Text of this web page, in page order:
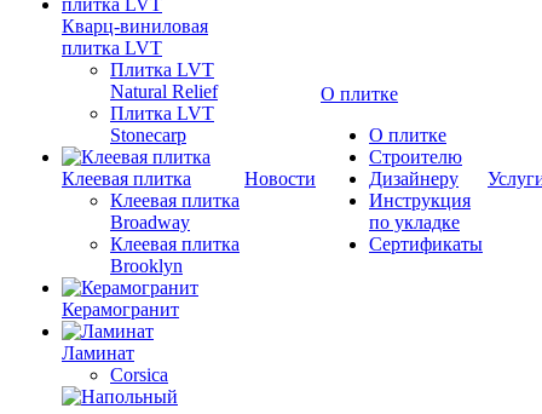
Кварц-виниловая
плитка LVT
Плитка LVT
Natural Relief
Плитка LVT
Stonecarp
Клеевая плитка
Клеевая плитка
Broadway
Клеевая плитка
Brooklyn
Керамогранит
Ламинат
Corsica
Новости
О плитке
О плитке
Строителю
Дизайнеру
Инструкция
по укладке
Сертификаты